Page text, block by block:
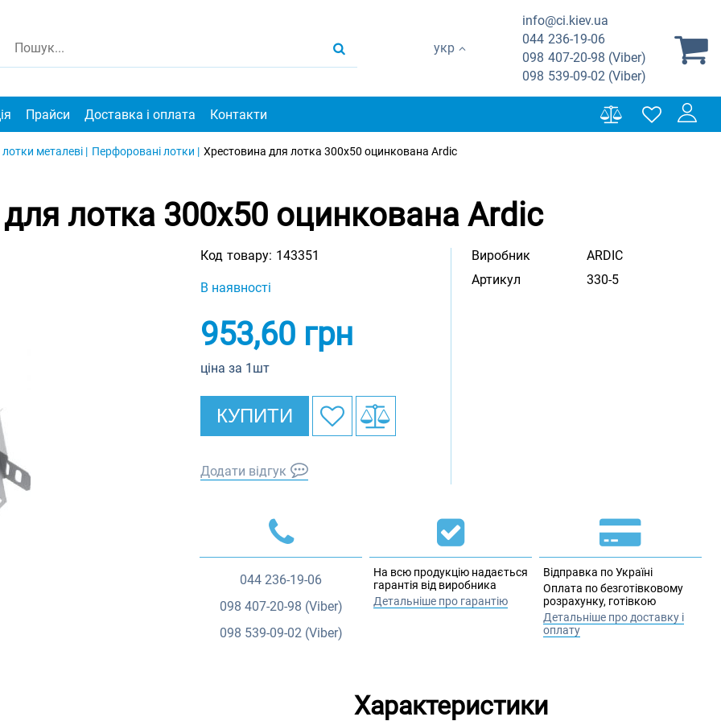
укр
info@ci.kiev.ua
044 236-19-06
098 407-20-98 (Viber)
098 539-09-02 (Viber)
Прайси Доставка і оплата Контакти
металеві | Перфоровані лотки | Хрестовина для лотка 300х50 оцинкована Ardic
лотка 300х50 оцинкована Ardic
Код товару: 143351
В наявності
953,60 грн
ціна за 1шт
КУПИТИ
Додати відгук
Виробник
ARDIC
Артикул
330-5
044 236-19-06
098 407-20-98 (Viber)
098 539-09-02 (Viber)
На всю продукцію надається
гарантія від виробника
Детальніше про гарантію
Відправка по Україні
Оплата по безготівковому
розрахунку, готівкою
Детальніше про доставку і
оплату
Характеристики